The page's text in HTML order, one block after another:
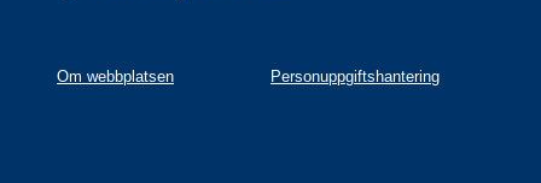
Om webbplatsen Personuppgiftshantering